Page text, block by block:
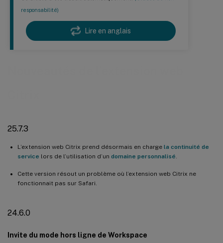
responsabilité)
Lire en anglais
25.7.3
L’extension web Citrix prend désormais en charge la continuité de
service lors de l’utilisation d’un domaine personnalisé
Cette version résout un problème où l’extension web Citrix ne
fonctionnait pas sur Safari.
24.6.0
Invite du mode hors ligne de Workspace